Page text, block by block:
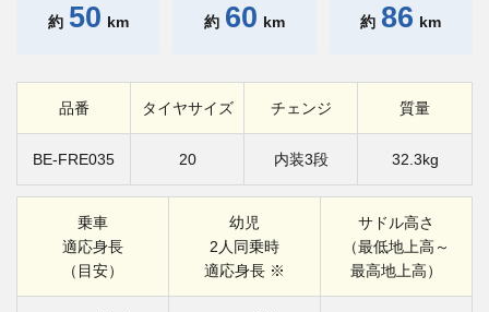
約 50 km 約 60 km 約 86 km
品番 タイヤサイズ チェンジ 質量
BE-FRE035 20 内装3段 32.3kg
乗車
適応身長
（目安）
幼児
2人同乗時
適応身長 ※
サドル高さ
（最低地上高～
最高地上高）